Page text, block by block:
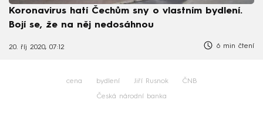
Koronavirus hatí Čechům sny o vlastním bydlení.
Bojí se, že na něj nedosáhnou
20. říj 2020, 07:12 6 min čtení
cena bydlení Jiří Rusnok ČNB
Česká národní banka